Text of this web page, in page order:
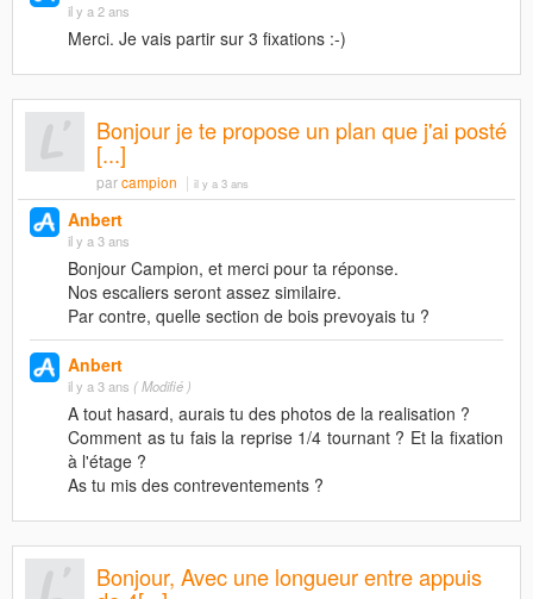
il y a 2 ans
Merci. Je vais partir sur 3 fixations :-)
Bonjour je te propose un plan que j'ai posté
[...]
parcampion il y a 3 ans
Anbert
il y a 3 ans
Bonjour Campion, et merci pour ta réponse.
Nos escaliers seront assez similaire.
Par contre, quelle section de bois prevoyais tu ?
Anbert
il y a 3 ans ( Modifié )
A tout hasard, aurais tu des photos de la realisation ?
Comment as tu fais la reprise 1/4 tournant ? Et la fixation
à l'étage ?
As tu mis des contreventements ?
Bonjour, Avec une longueur entre appuis